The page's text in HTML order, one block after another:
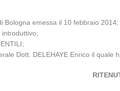
Bologna emessa il 10 febbraio 2014;
Dott. DELEHAYE Enrico il quale